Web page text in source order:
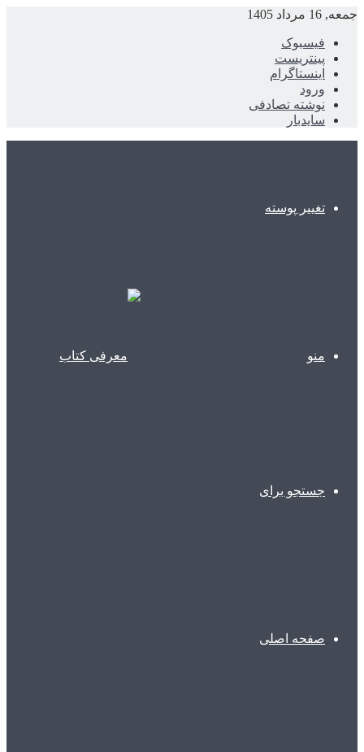
جمعه, 16 مرداد 1405
فیسبوک
پینتریست
اینستاگرام
ورود
نوشته تصادفی
سایدبار
تغییر پوسته
منو
جستجو برای
صفحه اصلی